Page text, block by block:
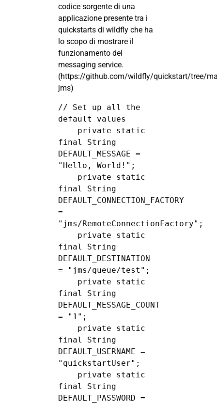
codice sorgente di una
applicazione presente tra i
quickstarts di wildfly che ha
lo scopo di mostrare il
funzionamento del
messaging service.
(https://github.com/wildfly/quickstart/tree/
jms)
// Set up all the
default values
final String
DEFAULT_MESSAGE =
"Hello, World!";
final String
DEFAULT_CONNECTION_FACTORY
=
"jms/RemoteConnectionFactory";
final String
DEFAULT_DESTINATION
= "jms/queue/test";
final String
DEFAULT_MESSAGE_COUNT
= "1";
final String
DEFAULT_USERNAME =
"quickstartUser";
final String
DEFAULT_PASSWORD =